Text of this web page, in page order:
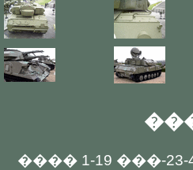
���� 1-19 ���-